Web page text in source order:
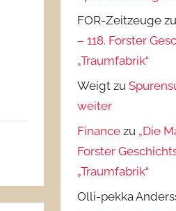
FOR-Zeitzeuge zu
– 118. Forster
„Traumfabrik“
Weigt zu
weiter
Finance zu „Die
Forster
„Traumfabrik“
Olli-pekka